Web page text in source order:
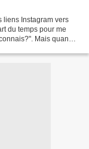
liens Instagram vers
du temps pour me
Mais quand